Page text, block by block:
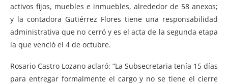
activos fijos, muebles e inmuebles, alrededor de 58 anexos;
y la contadora Gutiérrez Flores tiene una responsabilidad
administrativa que no cerró y es el acta de la segunda etapa
la que venció el 4 de octubre.
Rosario Castro Lozano aclaró: “La Subsecretaria tenía 15 días
para entregar formalmente el cargo y no se tiene el cierre